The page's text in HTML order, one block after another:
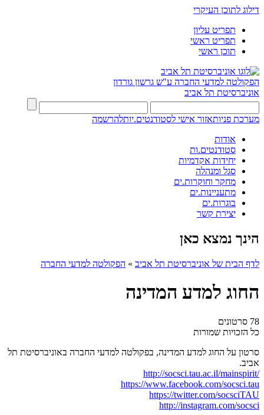
דילוג לתוכן העיקרי
תפריט עליון
תפריט ראשי
תוכן ראשי
הפקולטה למדעי החברה ע"ש גרשון גורדון
אוניברסיטת תל אביב
מערכת פניותאזור אישי לסטודנטים.יותלהרשמה
אודות
סטודנטים.ות
יחידות אקדמיות
סגל ומנהלה
מחקר וחוקרות.ים
מתעניינות.ים
בוגרות.ים
יצירת קשר
הינך נמצא כאן
לדף הבית של אוניברסיטת תל אביב » הפקולטה למדעי החברה
החוג למדע המדינה
78 סרטונים
כל הזכויות שמורות
סרטון על החוג למדע המדינה, בפקולטה למדעי החברה באוניברסיטת תל
אביב.
http://socsci.tau.ac.il/mainspirit/
https://www.facebook.com/socsci.tau
https://twitter.com/socsciTAU
http://instagram.com/socsci